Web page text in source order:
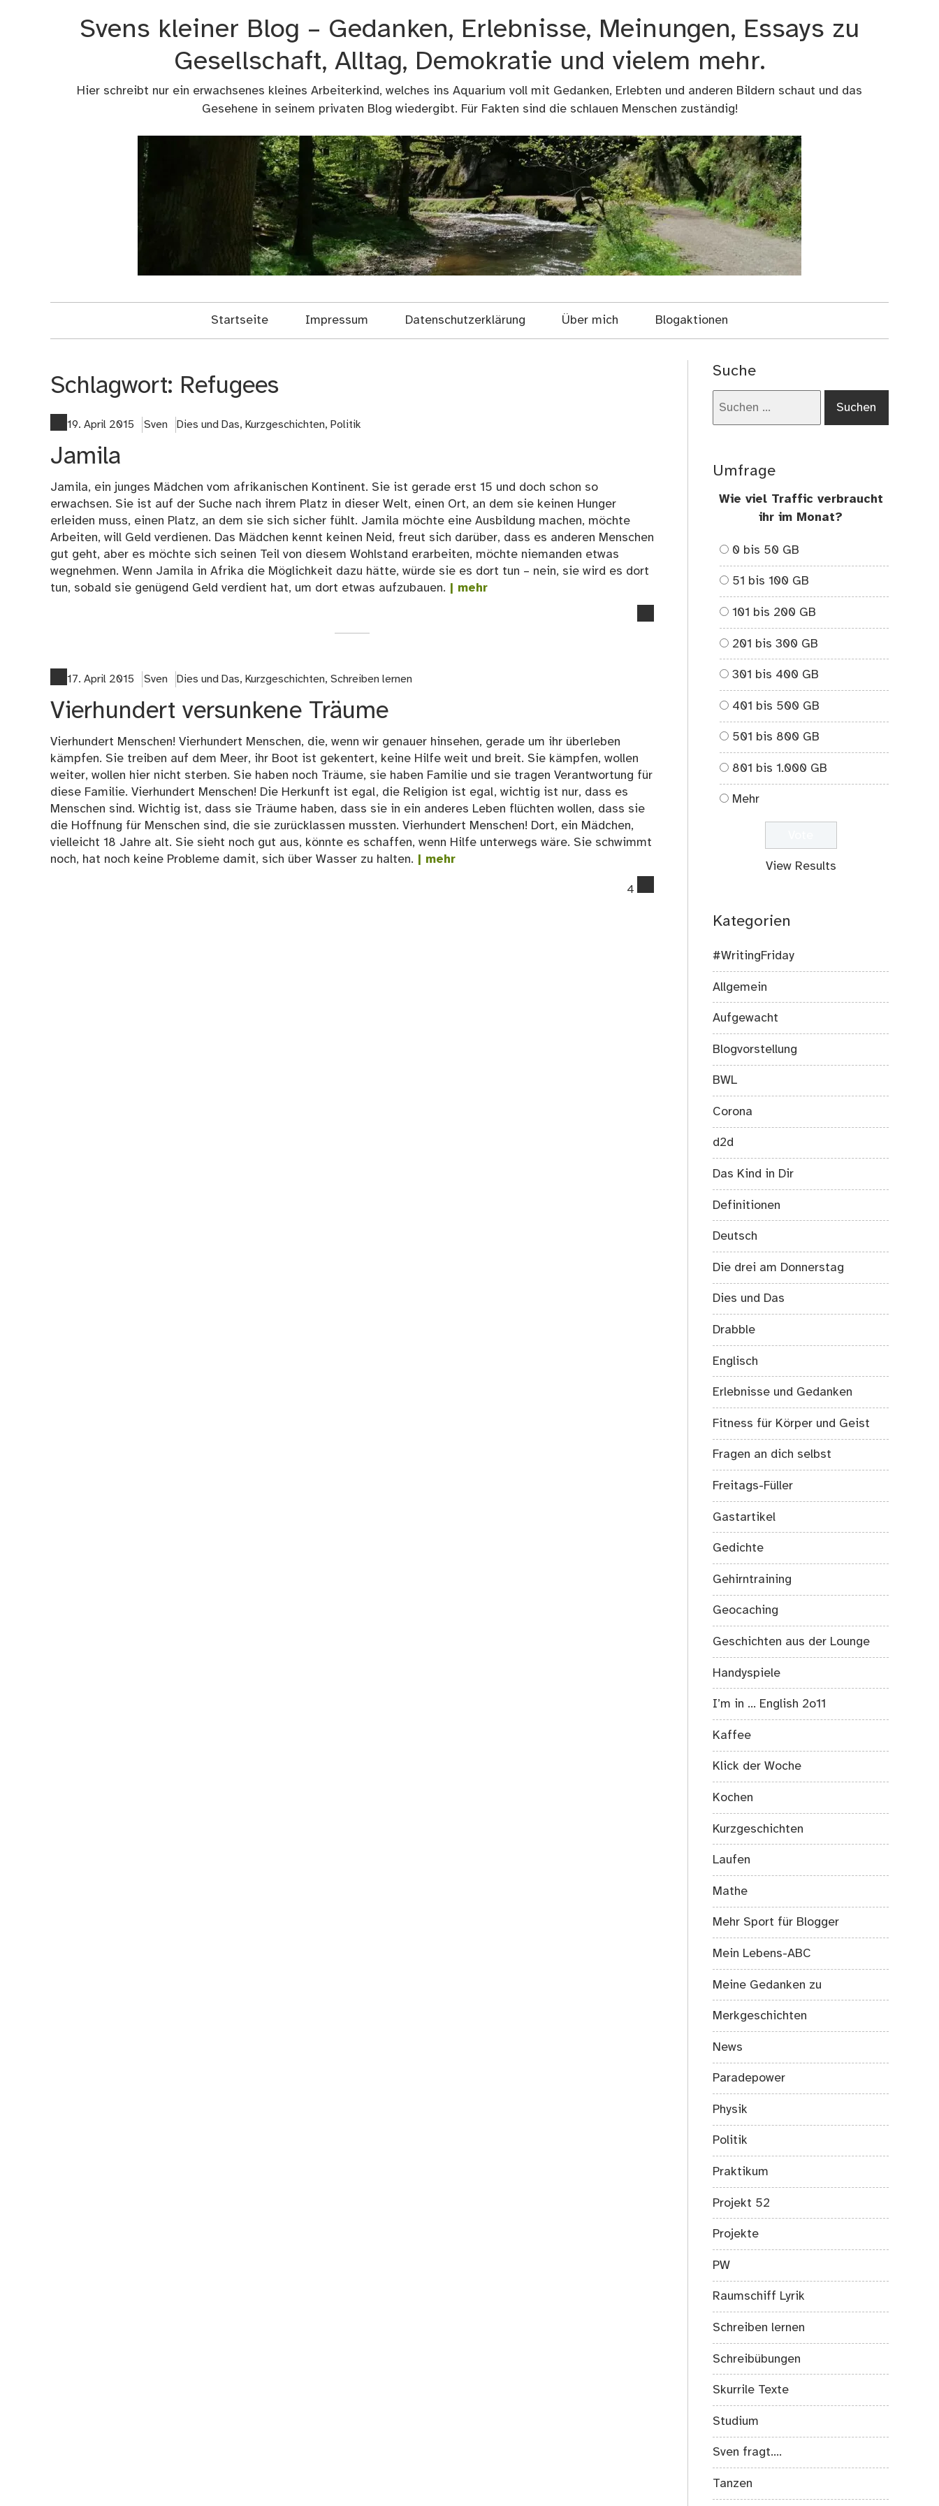
Svens kleiner Blog – Gedanken, Erlebnisse, Meinungen, Essays zu
Gesellschaft, Alltag, Demokratie und vielem mehr.
Hier schreibt nur ein erwachsenes kleines Arbeiterkind, welches ins Aquarium voll mit Gedanken, Erlebten und anderen Bildern schaut und das
Gesehene in seinem privaten Blog wiedergibt. Für Fakten sind die schlauen Menschen zuständig!
Startseite Impressum Datenschutzerklärung Über mich Blogaktionen
Schlagwort: Refugees
19. April 2015 Sven Dies und Das, Kurzgeschichten, Politik
Jamila
Jamila, ein junges Mädchen vom afrikanischen Kontinent. Sie ist gerade erst 15 und doch schon so
erwachsen. Sie ist auf der Suche nach ihrem Platz in dieser Welt, einen Ort, an dem sie keinen Hunger
erleiden muss, einen Platz, an dem sie sich sicher fühlt. Jamila möchte eine Ausbildung machen, möchte
Arbeiten, will Geld verdienen. Das Mädchen kennt keinen Neid, freut sich darüber, dass es anderen Menschen
gut geht, aber es möchte sich seinen Teil von diesem Wohlstand erarbeiten, möchte niemanden etwas
wegnehmen. Wenn Jamila in Afrika die Möglichkeit dazu hätte, würde sie es dort tun – nein, sie wird es dort
tun, sobald sie genügend Geld verdient hat, um dort etwas aufzubauen. | mehr
17. April 2015
Sven Dies und Das, Kurzgeschichten,Schreiben lernen
Vierhundert versunkene Träume
Vierhundert Menschen! Vierhundert Menschen, die, wenn wir genauer hinsehen, gerade um ihr überleben
kämpfen. Sie treiben auf dem Meer, ihr Boot ist gekentert, keine Hilfe weit und breit. Sie kämpfen, wollen
weiter, wollen hier nicht sterben. Sie haben noch Träume, sie haben Familie und sie tragen Verantwortung für
diese Familie. Vierhundert Menschen! Die Herkunft ist egal, die Religion ist egal, wichtig ist nur, dass es
Menschen sind. Wichtig ist, dass sie Träume haben, dass sie in ein anderes Leben flüchten wollen, dass sie
die Hoffnung für Menschen sind, die sie zurücklassen mussten. Vierhundert Menschen! Dort, ein Mädchen,
vielleicht 18 Jahre alt. Sie sieht noch gut aus, könnte es schaffen, wenn Hilfe unterwegs wäre. Sie schwimmt
noch, hat noch keine Probleme damit, sich über Wasser zu halten. | mehr
4
Suche
Umfrage
Wie viel Traffic verbraucht
ihr im Monat?
0 bis 50 GB
51 bis 100 GB
101 bis 200 GB
201 bis 300 GB
301 bis 400 GB
401 bis 500 GB
501 bis 800 GB
801 bis 1.000 GB
Mehr
View Results
Kategorien
#WritingFriday
Allgemein
Aufgewacht
Blogvorstellung
BWL
Corona
d2d
Das Kind in Dir
Definitionen
Deutsch
Die drei am Donnerstag
Dies und Das
Drabble
Englisch
Erlebnisse und Gedanken
Fitness für Körper und Geist
Fragen an dich selbst
Freitags-Füller
Gastartikel
Gedichte
Gehirntraining
Geocaching
Geschichten aus der Lounge
Handyspiele
I’m in … English 2o11
Kaffee
Klick der Woche
Kochen
Kurzgeschichten
Laufen
Mathe
Mehr Sport für Blogger
Mein Lebens-ABC
Meine Gedanken zu
Merkgeschichten
News
Paradepower
Physik
Politik
Praktikum
Projekt 52
Projekte
PW
Raumschiff Lyrik
Schreiben lernen
Schreibübungen
Skurrile Texte
Studium
Sven fragt….
Tanzen